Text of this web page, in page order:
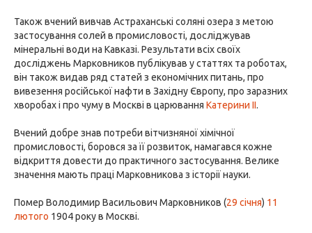
Також вчений вивчав Астраханські соляні озера з метою
застосування солей в промисловості, досліджував
мінеральні води на Кавказі. Результати всіх своїх
досліджень Марковников публікував у статтях та роботах,
він також видав ряд статей з економічних питань, про
вивезення російської нафти в Західну Європу, про заразних
хворобах і про чуму в Москві в царювання Катерини II.
Вчений добре знав потреби вітчизняної хімічної
промисловості, боровся за її розвиток, намагався кожне
відкриття довести до практичного застосування. Велике
значення мають праці Марковникова з історії науки.
Помер Володимир Васильович Марковников (29 січня) 11
лютого 1904 року в Москві.